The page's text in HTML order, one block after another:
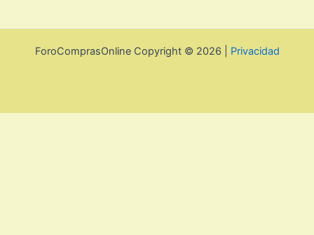
ForoComprasOnline Copyright © 2026 | Privacidad